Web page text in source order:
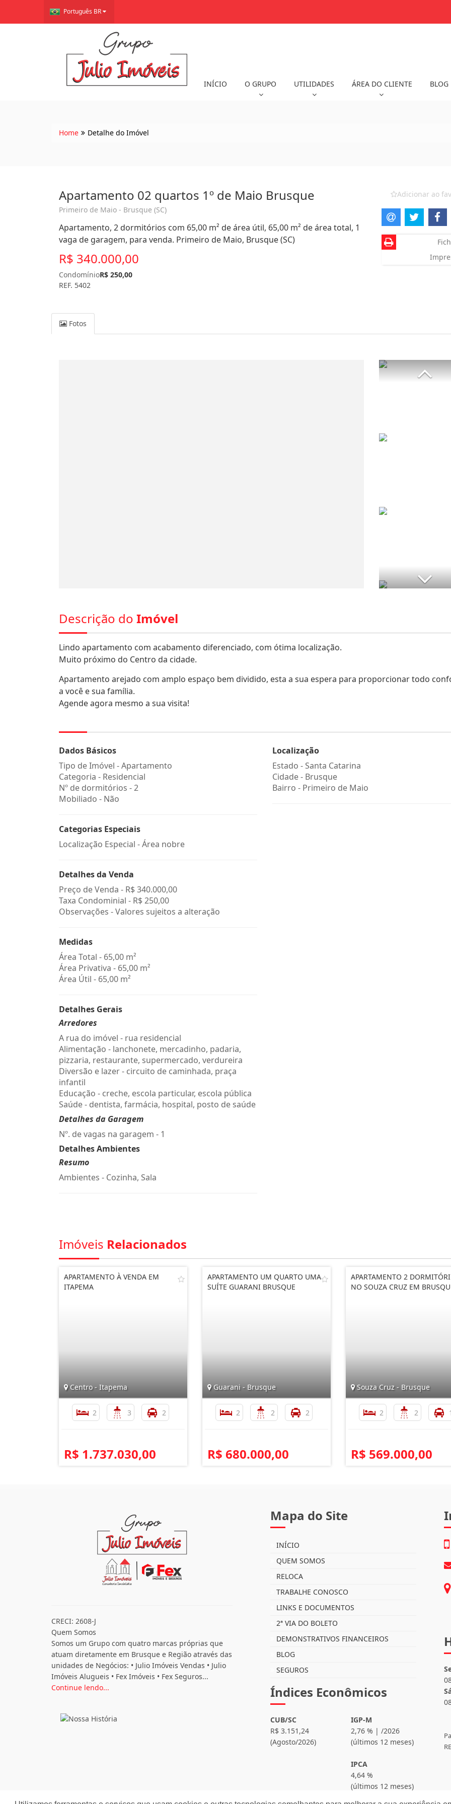
Português BR
INÍCIO O GRUPO UTILIDADES ÁREA DO CLIENTE BLOG
Home Detalhe do Imóvel
Apartamento 02 quartos 1º de Maio Brusque
Primeiro de Maio - Brusque (SC)
Apartamento, 2 dormitórios com 65,00 m² de área útil, 65,00 m² de área total, 1
vaga de garagem, para venda. Primeiro de Maio, Brusque (SC)
R$ 340.000,00
CondomínioR$ 250,00
REF. 5402
Adicionar ao
Fotos
Descrição do Imóvel
Lindo apartamento com acabamento diferenciado, com ótima localização.
Muito próximo do Centro da cidade.
Apartamento arejado com amplo espaço bem dividido, esta a sua espera para proporcionar todo
a você e sua família.
Agende agora mesmo a sua visita!
Dados Básicos
Tipo de Imóvel - Apartamento
Categoria - Residencial
Nº de dormitórios - 2
Mobiliado - Não
Categorias Especiais
Localização Especial - Área nobre
Detalhes da Venda
Preço de Venda - R$ 340.000,00
Taxa Condominial - R$ 250,00
Observações - Valores sujeitos a alteração
Medidas
Área Total - 65,00 m²
Área Privativa - 65,00 m²
Área Útil - 65,00 m²
Detalhes Gerais
Arredores
A rua do imóvel - rua residencial
Alimentação - lanchonete, mercadinho, padaria,
pizzaria, restaurante, supermercado, verdureira
Diversão e lazer - circuito de caminhada, praça
infantil
Educação - creche, escola particular, escola pública
Saúde - dentista, farmácia, hospital, posto de saúde
Detalhes da Garagem
Nº. de vagas na garagem - 1
Detalhes Ambientes
Resumo
Ambientes - Cozinha, Sala
Localização
Estado -Santa Catarina
Cidade - Brusque
Bairro - Primeiro de Maio
Imóveis Relacionados
APARTAMENTO À VENDA EM
ITAPEMA
Centro - Itapema
2 3 2
R$ 1.737.030,00
APARTAMENTO UM QUARTO UMA
SUÍTE GUARANI BRUSQUE
Guarani - Brusque
2 2 2
R$ 680.000,00
APARTAMENTO 2
NO SOUZA CRUZ EM
Souza Cruz - Brusque
2 2
R$ 569.000,00
CRECI: 2608-J
Quem Somos
Somos um Grupo com quatro marcas próprias que
atuam diretamente em Brusque e Região através das
unidades de Negócios: • Julio Imóveis Vendas • Julio
Imóveis Alugueis • Fex Imóveis • Fex Seguros...
Continue lendo...
Mapa do Site
INÍCIO
QUEM SOMOS
RELOCA
TRABALHE CONOSCO
LINKS E DOCUMENTOS
2ª VIA DO BOLETO
DEMONSTRATIVOS FINANCEIROS
BLOG
SEGUROS
Índices Econômicos
CUB/SC
R$ 3.151,24
(Agosto/2026)
IGP-M
2,76 % | /2026
(últimos 12 meses)
IPCA
4,64 %
(últimos 12 meses)